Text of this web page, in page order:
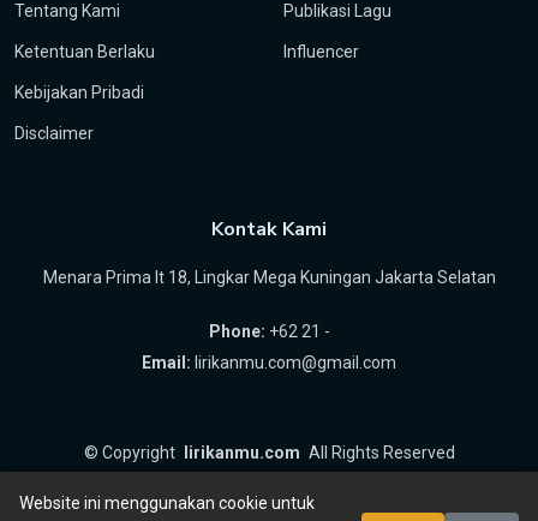
Tentang Kami
Ketentuan Berlaku
Kebijakan Pribadi
Disclaimer
Publikasi Lagu
Influencer
Kontak Kami
Menara Prima lt 18, Lingkar Mega Kuningan Jakarta Selatan
Phone: +62 21 -
Email: lirikanmu.com@gmail.com
© Copyright lirikanmu.com All Rights Reserved
Website ini menggunakan cookie untuk